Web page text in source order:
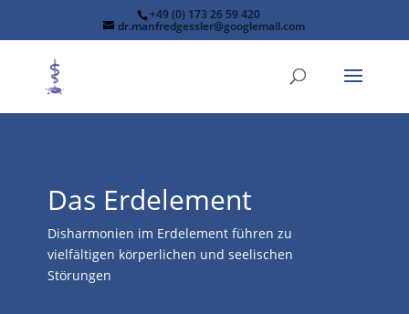
+49 (0) 173 26 59 420
dr.manfredgessler@googlemail.com
Das Erdelement
Disharmonien im Erdelement führen zu
vielfältigen körperlichen und seelischen
Störungen